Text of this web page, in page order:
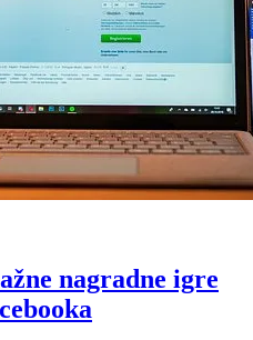
nagradne igre